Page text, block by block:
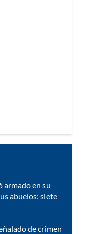
en su
abuelos: siete
de crimen